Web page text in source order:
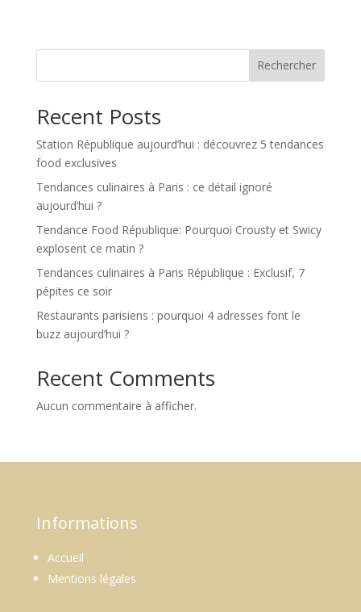
Rechercher
Recent Posts
Station République aujourd’hui : découvrez 5 tendances
food exclusives
Tendances culinaires à Paris : ce détail ignoré
aujourd’hui ?
Tendance Food République: Pourquoi Crousty et Swicy
explosent ce matin ?
Tendances culinaires à Paris République : Exclusif, 7
pépites ce soir
Restaurants parisiens : pourquoi 4 adresses font le
buzz aujourd’hui ?
Recent Comments
Aucun commentaire à afficher.
Informations
Accueil
Mentions légales